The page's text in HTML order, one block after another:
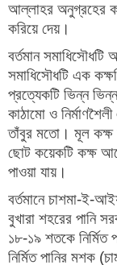
আল্লাহর অনুগ্রহের
করিয়ে দেয়।
বর্তমান সমাধিসৌধটি
সমাধিসৌধটি এক
প্রত্যেকটি ভিন্ন
কাঠামো ও
তাঁবুর মতো। মূল কক্ষ
ছোট কয়েকটি কক্ষ
পাওয়া যায়।
বর্তমানে চাশমা-ই-
বুখারা শহরের পানি
১৮-১৯ শতকে নির্মিত
নির্মিত পানির মশক